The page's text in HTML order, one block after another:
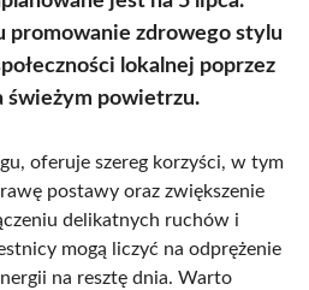
promowanie zdrowego stylu
lokalnej poprzez
świeżym powietrzu.
oferuje szereg korzyści, w tym
postawy oraz zwiększenie
delikatnych ruchów i
mogą liczyć na odprężenie
na resztę dnia. Warto